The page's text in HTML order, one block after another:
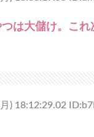
は大儲け。こ
) 18:12:29.02